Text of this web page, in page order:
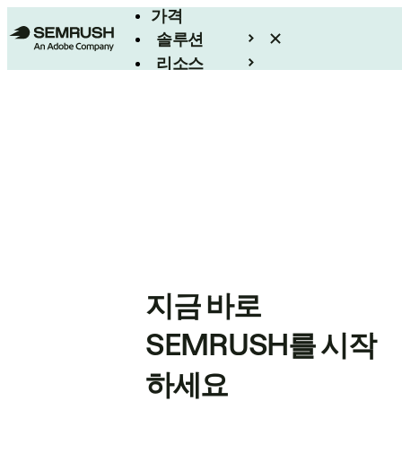
가격
솔루션
리소스
지금 바로
SEMRUSH를 시작
하세요